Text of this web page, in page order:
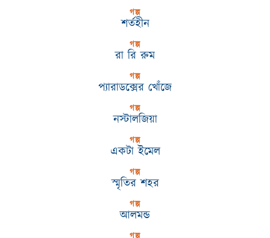
গল্প
শর্তহীন
গল্প
রা রি রুম
গল্প
প্যারাডক্সের খোঁজে
গল্প
নস্টালজিয়া
গল্প
একটা ইমেল
গল্প
স্মৃতির শহর
গল্প
আলমন্ড